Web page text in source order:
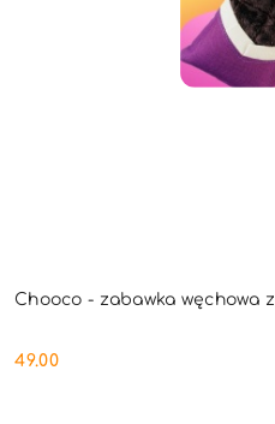
Chooco - zabawka węchowa
Cena:
49.00